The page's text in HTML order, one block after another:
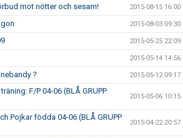
mot nötter och sesam! 2015-08-15 16:00
2015-08-03 09:30
2015-05-25 22:09
2015-05-14 14:56
? 2015-05-12 09:17
F/P 04-06 (BLÅ GRUPP
2015-05-06 10:15
Pojkar födda 04-06 (BLÅ GRUPP
2015-04-22 20:57